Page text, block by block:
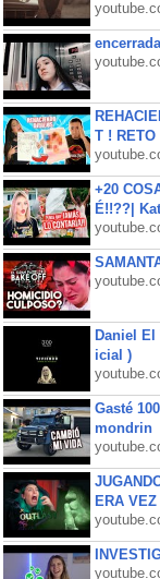
T ! RETO
+20
É!!??|
Daniel
icial )
Gasté
mondrin
ERA